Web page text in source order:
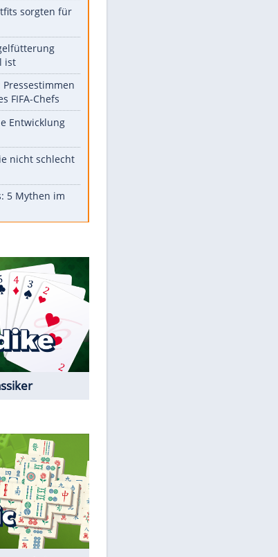
Unsere Themen-Highlights
Sprengstoff-Drohne in Leipzig:
Diese Promi-Outfits sorgten für
Aufruhr!
wirklich sinnvoll ist
"Infanti-No Go": Pressestimmen
zum Verbleib des FIFA-Chefs
Im Zeitraffer: Die Entwicklung
des Lenkrades
Lebensmittel, die nicht schlecht
werden
Check
Kostenlos spielen